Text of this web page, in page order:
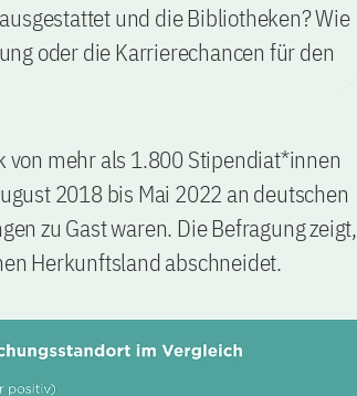
und die Bibliotheken? Wie
oder die Karrierechancen für den
mehr als 1.800 Stipendiat*innen
2018 bis Mai 2022 an deutschen
zu Gast waren. Die Befragung zeigt,
Herkunftsland abschneidet.